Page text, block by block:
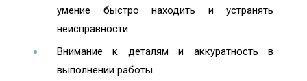
умение быстро находить и устранять
неисправности.
Внимание к деталям и аккуратность в
выполнении работы.